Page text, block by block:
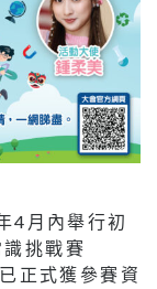
4月內舉行初
挑戰賽
正式獲參賽資